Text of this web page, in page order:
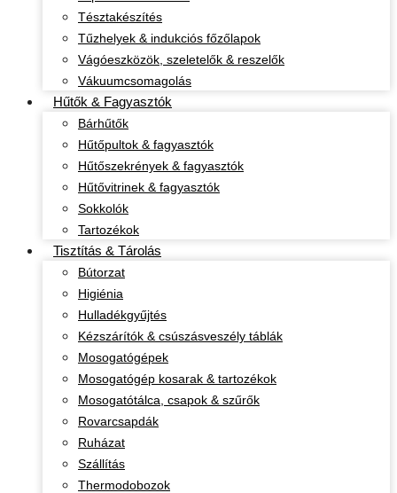
Tésztakészítés
Tűzhelyek & indukciós főzőlapok
Vágóeszközök, szeletelők & reszelők
Vákuumcsomagolás
Hűtők & Fagyasztók
Bárhűtők
Hűtőpultok & fagyasztók
Hűtőszekrények & fagyasztók
Hűtővitrinek & fagyasztók
Sokkolók
Tartozékok
Tisztítás & Tárolás
Bútorzat
Higiénia
Hulladékgyűjtés
Kézszárítók & csúszásveszély táblák
Mosogatógépek
Mosogatógép kosarak & tartozékok
Mosogatótálca, csapok & szűrők
Rovarcsapdák
Ruházat
Szállítás
Thermodobozok